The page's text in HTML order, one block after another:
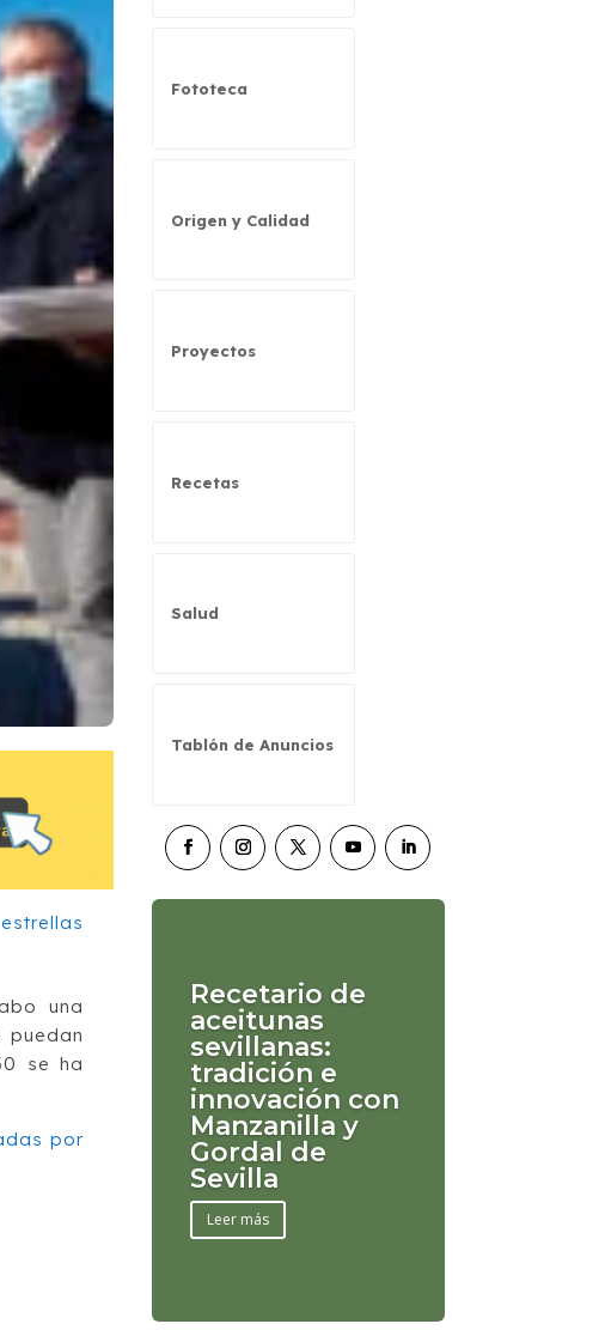
una
se ha
por
Fototeca
Origen y Calidad
Proyectos
Recetas
Salud
Tablón de Anuncios
Recetario de
aceitunas
sevillanas:
tradición e
innovación con
Manzanilla y
Gordal de
Sevilla
Leer más